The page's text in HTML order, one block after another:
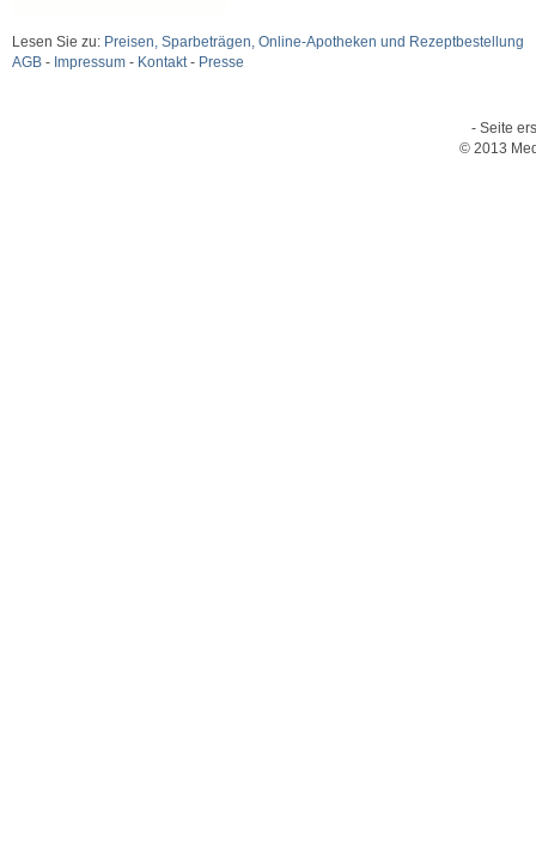
Lesen Sie zu: Preisen, Sparbeträgen, Online-Apotheken und Rezeptbestellung
AGB - Impressum - Kontakt- Presse
- Seite
© 2013